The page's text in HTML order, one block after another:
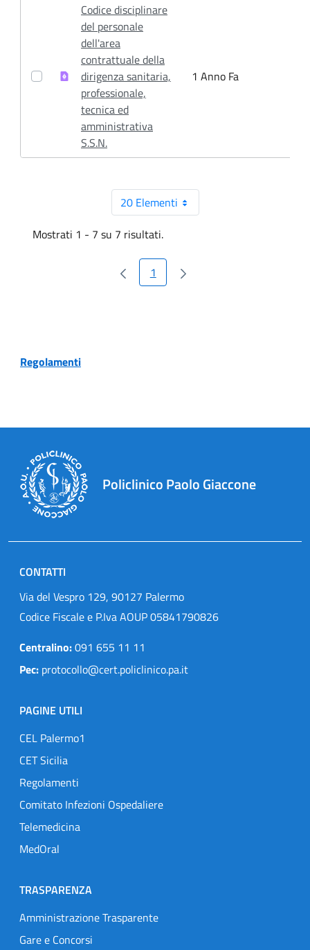
Codice disciplinare
del personale
dell'area
contrattuale della
dirigenza sanitaria,
professionale,
tecnica ed
amministrativa
S.S.N.
1 Anno Fa
20 ElementiPer pagina
Mostrati 1 - 7 su 7 risultati.
Pagina
1
Regolamenti
Policlinico Paolo Giaccone
CONTATTI
Via del Vespro 129, 90127 Palermo
Codice Fiscale e P.Iva AOUP 05841790826
Centralino:091 655 11 11
Pec: protocollo@cert.policlinico.pa.it
PAGINE UTILI
CEL Palermo1
CET Sicilia
Regolamenti
Comitato Infezioni Ospedaliere
Telemedicina
MedOral
TRASPARENZA
Amministrazione Trasparente
Gare e Concorsi